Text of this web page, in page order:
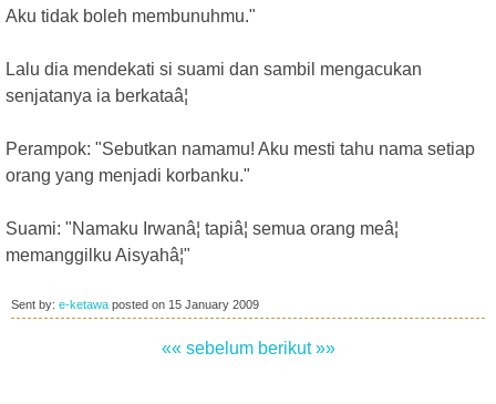
Aku tidak boleh membunuhmu."
Lalu dia mendekati si suami dan sambil mengacukan
senjatanya ia berkataâ¦
Perampok: "Sebutkan namamu! Aku mesti tahu nama setiap
orang yang menjadi korbanku."
Suami: "Namaku Irwanâ¦ tapiâ¦ semua orang meâ¦
memanggilku Aisyahâ¦"
Sent by: e-ketawa posted on 15 January 2009
«« sebelum berikut »»